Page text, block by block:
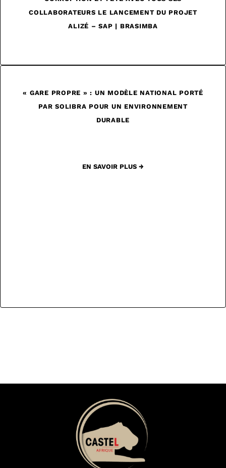
COLLABORATEURS LE LANCEMENT DU PROJET
ALIZÉ – SAP | BRASIMBA
« GARE PROPRE » : UN MODÈLE NATIONAL PORTÉ
PAR SOLIBRA POUR UN ENVIRONNEMENT
DURABLE
EN SAVOIR PLUS →